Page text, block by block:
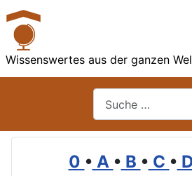
Wissenswertes aus der ganzen
0 • A • B • C •